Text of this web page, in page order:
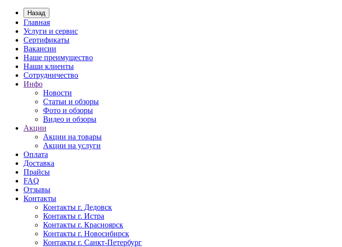
Назад
Главная
Услуги и сервис
Сертификаты
Вакансии
Наше преимущество
Наши клиенты
Сотрудничество
Инфо
Новости
Статьи и обзоры
Фото и обзоры
Видео и обзоры
Акции
Акции на товары
Акции на услуги
Оплата
Доставка
Прайсы
FAQ
Отзывы
Контакты
Контакты г. Дедовск
Контакты г. Истра
Контакты г. Красноярск
Контакты г. Новосибирск
Контакты г. Санкт-Петербург